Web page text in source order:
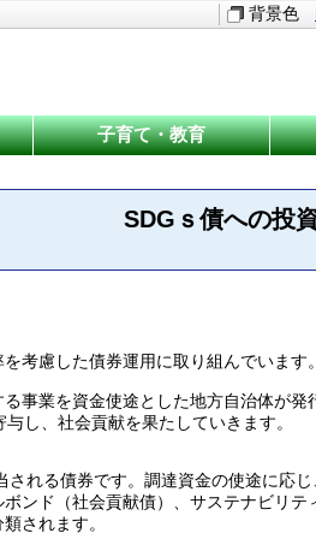
背景色
子育て・教育
SDGｓ債への投
慮した債券運用に取り組んでいます。
事業を資金使途とした地方自治体が発
し、社会貢献を果たしていきます。
れる債券です。調達資金の使途に応じ
社会貢献債）、サステナビリテ
れます。